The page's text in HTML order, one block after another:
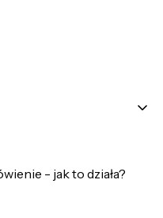
- jak to działa?